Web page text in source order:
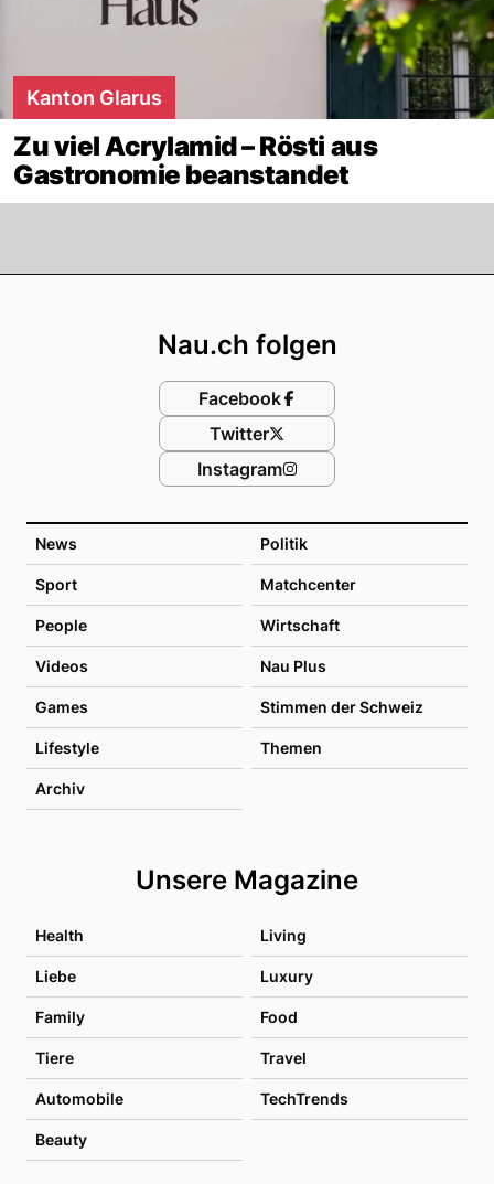
Kanton Glarus
Zu viel Acrylamid – Rösti aus
Gastronomie beanstandet
News Politik
Sport Matchcenter
People Wirtschaft
Videos Nau Plus
Games Stimmen der Schweiz
Lifestyle Themen
Archiv
Unsere Magazine
Health Living
Liebe Luxury
Family Food
Tiere Travel
Automobile TechTrends
Beauty
Nau.ch folgen
Facebook
Twitter
Instagram